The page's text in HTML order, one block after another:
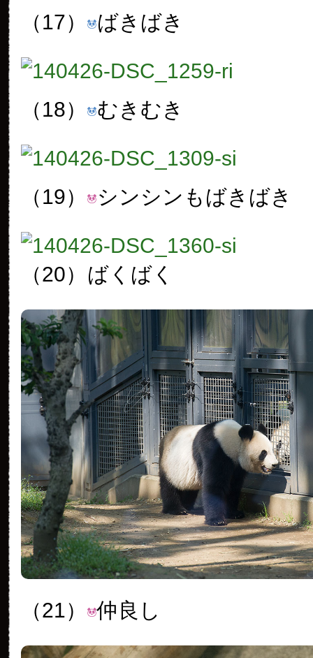
（17） ばきばき
（18） むきむき
（19） シンシンもばきばき
（20） ばくばく
（21） 仲良し